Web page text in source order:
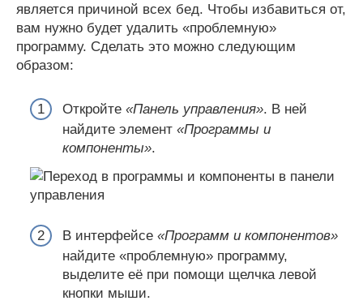
является причиной всех бед. Чтобы избавиться от,
вам нужно будет удалить «проблемную»
программу. Сделать это можно следующим
образом:
Откройте «Панель управления». В ней
найдите элемент «Программы и
компоненты».
В интерфейсе «Программ и компонентов»
найдите «проблемную» программу,
выделите её при помощи щелчка левой
кнопки мыши.